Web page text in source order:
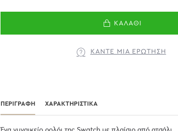
ΚΑΛΆΘΙ
ΚΆΝΤΕ ΜΊΑ ΕΡΏΤΗΣΗ
ΠΕΡΙΓΡΑΦΉ ΧΑΡΑΚΤΗΡΙΣΤΙΚΆ